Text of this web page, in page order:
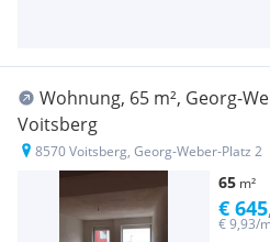
Wohnung, 65 m², Georg-
Voitsberg
8570 Voitsberg, Georg-Weber-Platz 2
65 m²
€ 9,93/
€